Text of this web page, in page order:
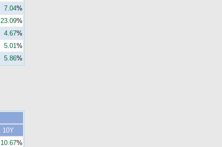
7.04%
23.09%
4.67%
5.01 %
5.86%
10Y
10.67%